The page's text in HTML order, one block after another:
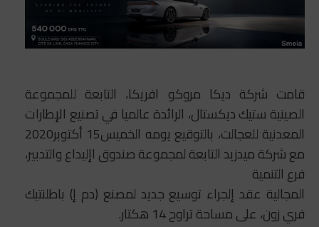
قامت شركة ديكا مروكو افريكا، التابعة للمجموعة
الصينية ستيك ديكستال، الرائدة عالميا في تصنيع الإطارات
المعدنية للعجالت، بالتوقيع يومه الخميس15 أكتوبر2020
مع شركة ميدزيد التابعة لمجموعة صندوق اإليداع والتدبير،
فرع التنمية
المجالية عقد إلجراء توسيع جديد لمصنع (دم إ) باطلنتيك
فري زون، على مساحة تراوح 14 هكتار.